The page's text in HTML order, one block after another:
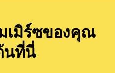
เมิร์ซของคุณ
นที่นี่